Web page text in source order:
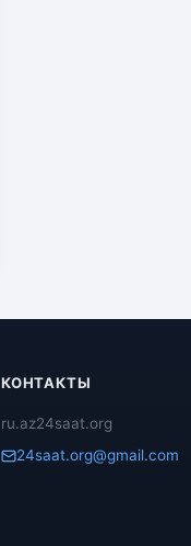
КОНТАКТЫ
ru.az24saat.org
24saat.org@gmail.com